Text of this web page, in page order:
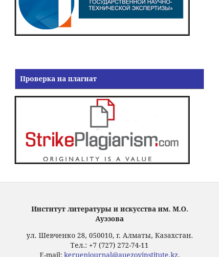
Проверка на плагиат
Институт литературы и искусства им. М.О.
Ауэзова
ул. Шевченко 28, 050010, г. Алматы, Казахстан.
Тел.: +7 (727) 272-74-11
E-mail: keruenjournal@auezovinstitute.kz,